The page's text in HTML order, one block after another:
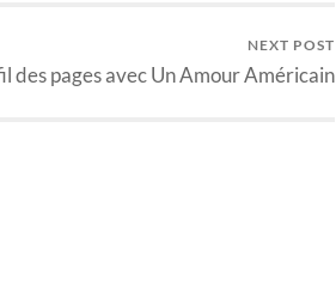
NEXT POST
des pages avec Un Amour Américain